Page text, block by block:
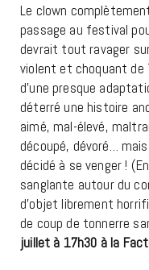
Le clown
passage au festival
devrait tout ravager
violent et choquant de
d’une presque
déterré une histoire
aimé, mal-élevé,
découpé, dévoré…
décidé à se venger !
sanglante autour du
d’objet librement
de coup de tonnerre
juillet à 17h30 à la